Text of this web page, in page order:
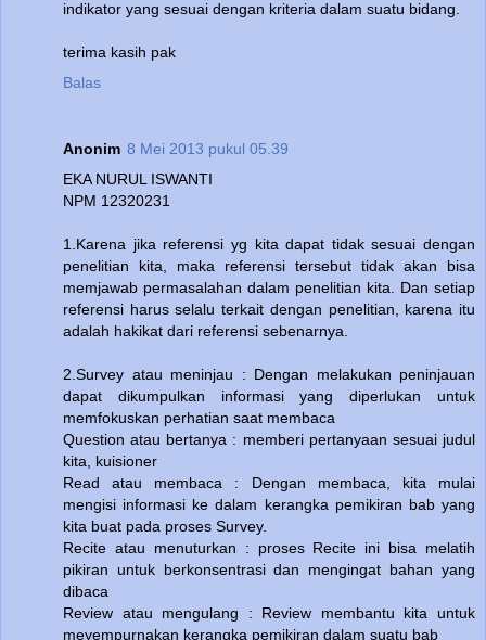
indikator yang sesuai dengan kriteria dalam suatu bidang.
terima kasih pak
Balas
Anonim 8 Mei 2013 pukul 05.39
EKA NURUL ISWANTI
NPM 12320231
1.Karena jika referensi yg kita dapat tidak sesuai dengan
penelitian kita, maka referensi tersebut tidak akan bisa
memjawab permasalahan dalam penelitian kita. Dan setiap
referensi harus selalu terkait dengan penelitian, karena itu
adalah hakikat dari referensi sebenarnya.
2.Survey atau meninjau : Dengan melakukan peninjauan
dapat dikumpulkan informasi yang diperlukan untuk
memfokuskan perhatian saat membaca
Question atau bertanya : memberi pertanyaan sesuai judul
kita, kuisioner
Read atau membaca : Dengan membaca, kita mulai
mengisi informasi ke dalam kerangka pemikiran bab yang
kita buat pada proses Survey.
Recite atau menuturkan : proses Recite ini bisa melatih
pikiran untuk berkonsentrasi dan mengingat bahan yang
dibaca
Review atau mengulang : Review membantu kita untuk
meyempurnakan kerangka pemikiran dalam suatu bab